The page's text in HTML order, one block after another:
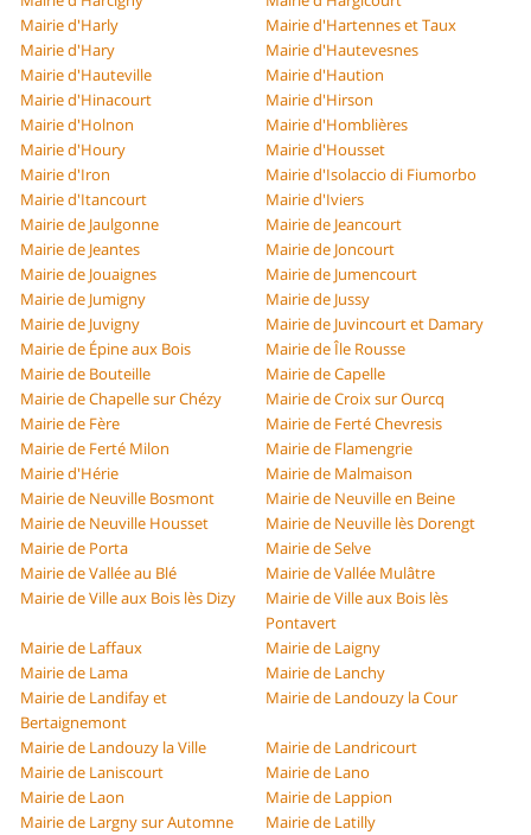
Mairie d'Harly
Mairie d'Hartennes et Taux
Mairie d'Hary
Mairie d'Hautevesnes
Mairie d'Hauteville
Mairie d'Haution
Mairie d'Hinacourt
Mairie d'Hirson
Mairie d'Holnon
Mairie d'Homblières
Mairie d'Houry
Mairie d'Housset
Mairie d'Iron
Mairie d'Isolaccio di Fiumorbo
Mairie d'Itancourt
Mairie d'Iviers
Mairie de Jaulgonne
Mairie de Jeancourt
Mairie de Jeantes
Mairie de Joncourt
Mairie de Jouaignes
Mairie de Jumencourt
Mairie de Jumigny
Mairie de Jussy
Mairie de Juvigny
Mairie de Juvincourt et Damary
Mairie de Épine aux Bois
Mairie de Île Rousse
Mairie de Bouteille
Mairie de Capelle
Mairie de Chapelle sur Chézy
Mairie de Croix sur Ourcq
Mairie de Fère
Mairie de Ferté Chevresis
Mairie de Ferté Milon
Mairie de Flamengrie
Mairie d'Hérie
Mairie de Malmaison
Mairie de Neuville Bosmont
Mairie de Neuville en Beine
Mairie de Neuville Housset
Mairie de Neuville lès Dorengt
Mairie de Porta
Mairie de Selve
Mairie de Vallée au Blé
Mairie de Vallée Mulâtre
Mairie de Ville aux Bois lès Dizy
Mairie de Ville aux Bois lès
Pontavert
Mairie de Laffaux
Mairie de Laigny
Mairie de Lama
Mairie de Lanchy
Mairie de Landifay et
Bertaignemont
Mairie de Landouzy la Cour
Mairie de Landouzy la Ville
Mairie de Landricourt
Mairie de Laniscourt
Mairie de Lano
Mairie de Laon
Mairie de Lappion
Mairie de Largny sur Automne
Mairie de Latilly